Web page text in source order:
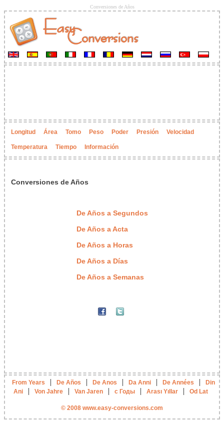
Conversiones de Años
Longitud Área Tomo Peso Poder Presión Velocidad
Temperatura Tiempo Información
Conversiones de Años
De Años a Segundos
De Años a Acta
De Años a Horas
De Años a Días
De Años a Semanas
From Years | De Años | De Anos | Da Anni | De Années |
Din
Ani
| Von Jahre | Van Jaren | с Годы | Arası Yıllar | Od Lat
© 2008 www.easy-conversions.com